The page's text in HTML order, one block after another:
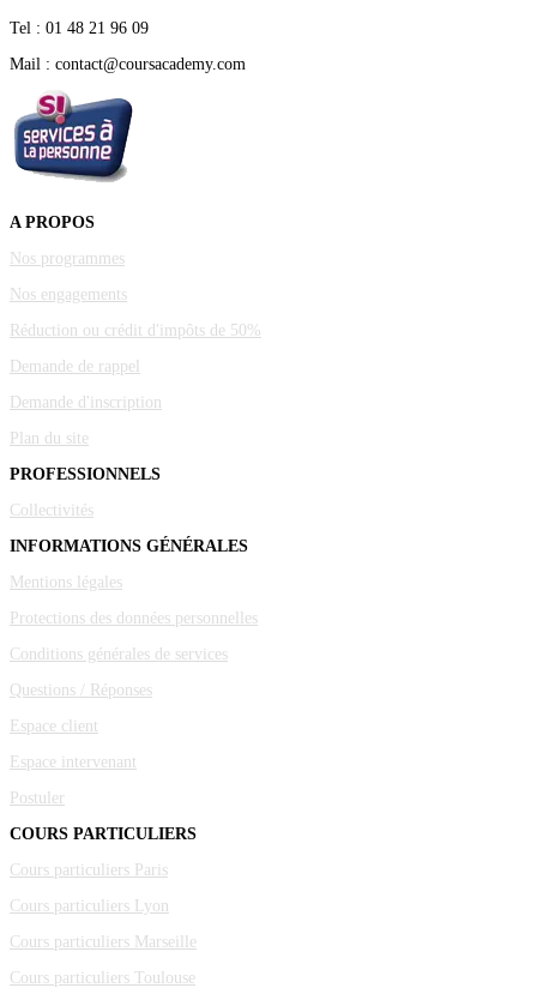
Tel : 01 48 21 96 09
Mail : contact@coursacademy.com
A PROPOS
Nos programmes
Nos engagements
Réduction ou crédit d'impôts de 50%
Demande de rappel
Demande d'inscription
Plan du site
PROFESSIONNELS
Collectivités
INFORMATIONS GÉNÉRALES
Mentions légales
Protections des données personnelles
Conditions générales de services
Questions / Réponses
Espace client
Espace intervenant
Postuler
COURS PARTICULIERS
Cours particuliers Paris
Cours particuliers Lyon
Cours particuliers Marseille
Cours particuliers Toulouse